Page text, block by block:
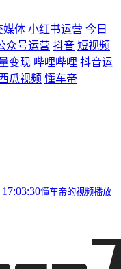
媒体 小红书运营 今日
众号运营 抖音 短视频
变现 哔哩哔哩 抖音运
瓜视频 懂车帝
懂车帝的视频播放